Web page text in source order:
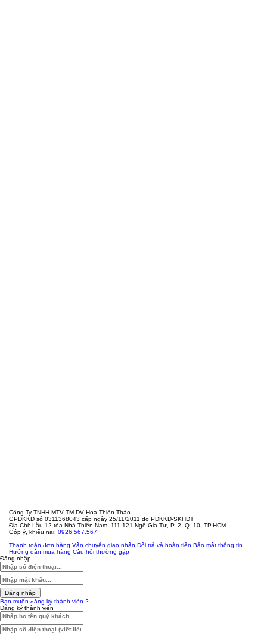
Công Ty TNHH MTV TM DV Hoa Thiên Thảo
GPĐKKD số 0311368043 cấp ngày 25/11/2011 do PĐKKD-SKHĐT
Địa Chỉ: Lầu 12 tòa Nhà Thiên Nam, 111-121 Ngô Gia Tự, P. 2, Q. 10, TP.HCM
Góp ý, khiếu nại: 0926.567.567
Thanh toán đơn hàng Vận chuyển giao nhận Đổi trả và hoàn tiền Bảo mật thông tin
Hướng dẫn mua hàng Câu hỏi thường gặp
Đăng nhập
Đăng nhập
Bạn muốn đăng ký thành viên ?
Đăng ký thành viên